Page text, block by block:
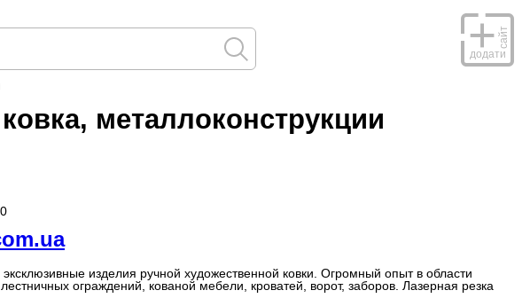
додати
сайт
металлоконструкции
изделия ручной художественной ковки. Огромный опыт в области
ограждений, кованой мебели, кроватей, ворот, заборов. Лазерная резка